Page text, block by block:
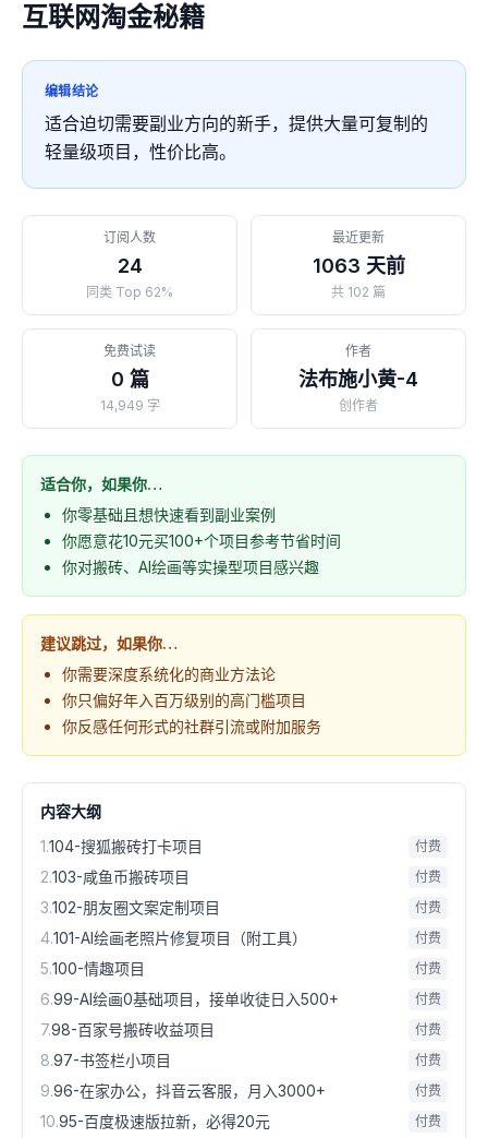
互联网淘金秘籍
编辑结论
适合迫切需要副业方向的新手，提供大量可复制的
轻量级项目，性价比高。
订阅人数
24
同类 Top 62%
最近更新
1063 天前
共 102 篇
免费试读
0 篇
14,949 字
作者
法布施小黄-4
创作者
适合你，如果你…
你零基础且想快速看到副业案例
你愿意花10元买100+个项目参考节省时间
你对搬砖、AI绘画等实操型项目感兴趣
建议跳过，如果你…
你需要深度系统化的商业方法论
你只偏好年入百万级别的高门槛项目
你反感任何形式的社群引流或附加服务
内容大纲
1.104-搜狐搬砖打卡项目 付费
2.103-咸鱼币搬砖项目 付费
3.102-朋友圈文案定制项目 付费
4.101-AI绘画老照片修复项目（附工具） 付费
5.100-情趣项目 付费
6.99-AI绘画0基础项目，接单收徒日入500+ 付费
7.98-百家号搬砖收益项目 付费
8.97-书签栏小项目 付费
9.96-在家办公，抖音云客服，月入3000+ 付费
10.95-百度极速版拉新，必得20元 付费